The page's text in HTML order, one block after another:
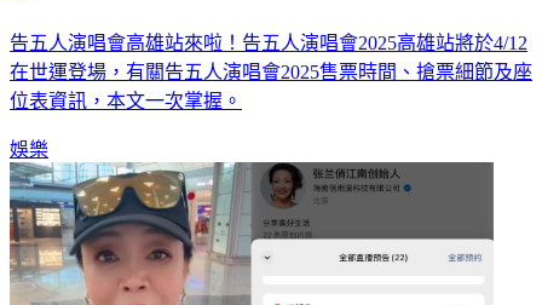
告五人演唱會高雄站來啦！告五人演唱會2025高雄站將於4/12
在世運登場，有關告五人演唱會2025售票時間、搶票細節及座
位表資訊，本文一次掌握。
娛樂